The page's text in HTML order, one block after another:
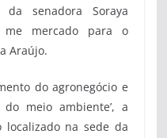
da senadora Soraya
me mercado para o
Araújo.
do agronegócio e
meio ambiente’, a
localizado na sede da